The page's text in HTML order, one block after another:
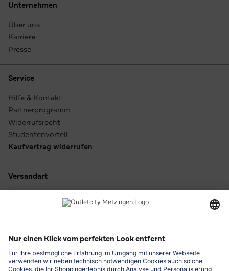
Unternehmen
Über uns
Karriere
Presse
Service
Hilfe & Kontakt
Partnerprogramm
Widerrufsrecht
Studentenvorteil
Kaufvertrag widerrufen
Versandart